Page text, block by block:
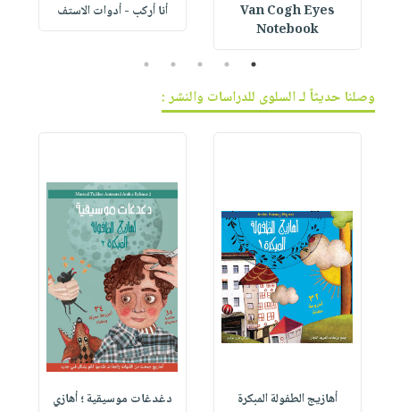
Van Cogh Eyes
Notebook
أنا أركب - أدوات الاستف
1
2
3
4
5
وصلنا حديثاً لـ السلوى للدراسات والنشر :
أهازيج الطفولة المبكرة دغدغات موسيقية ؛ أهازي